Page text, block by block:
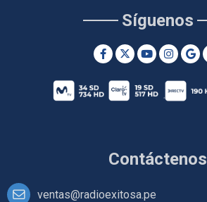
Contáctenos
ventas@radioexitosa.pe
Síguenos